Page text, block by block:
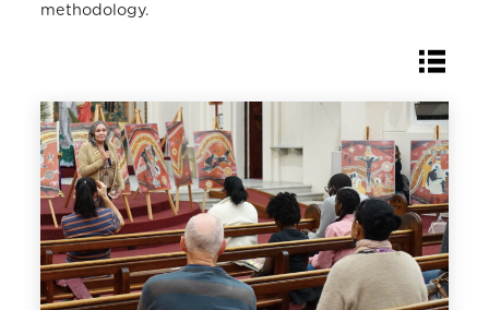
methodology.